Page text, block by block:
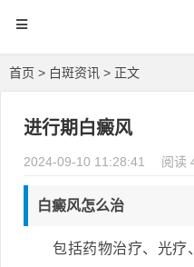
首页 > 白斑资讯 > 正文
进行期白癜风
2024-09-10 11:28:41 阅读
白癜风怎么治
包括药物治疗、光疗